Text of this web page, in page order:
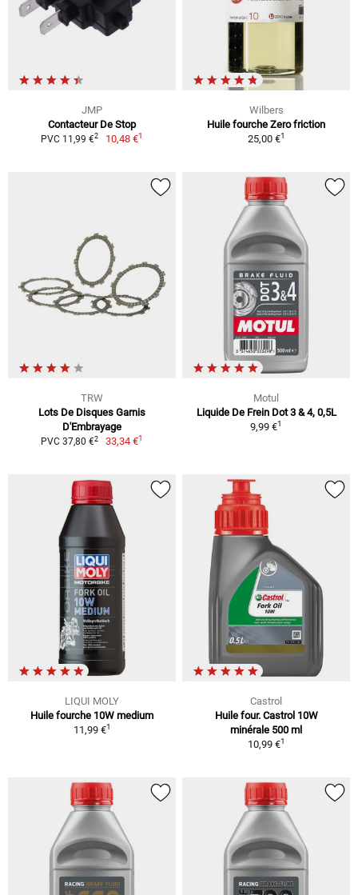
JMP
Contacteur De Stop
PVC 11,99 €2 10,48 €1
Wilbers
Huile fourche Zero friction
25,00 €1
TRW
Lots De Disques Garnis
D'Embrayage
PVC 37,80 €2 33,34 €1
Motul
Liquide De Frein Dot 3 & 4, 0,5L
9,99 €1
LIQUI MOLY
Huile fourche 10W medium
11,99 €1
Castrol
Huile four. Castrol 10W
minérale 500 ml
10,99 €1